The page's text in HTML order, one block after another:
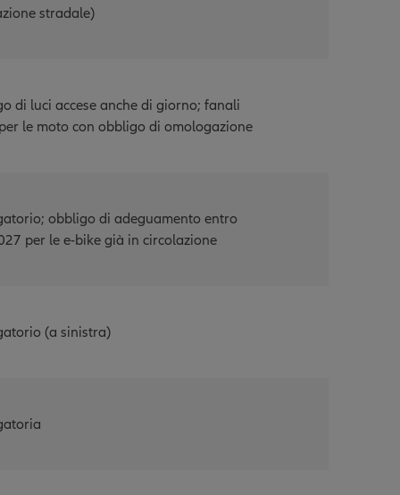
stradale)
di luci accese anche di giorno; fanali
le moto con obbligo di omologazione
obbligo di adeguamento entro
per le e-bike già in circolazione
(a sinistra)